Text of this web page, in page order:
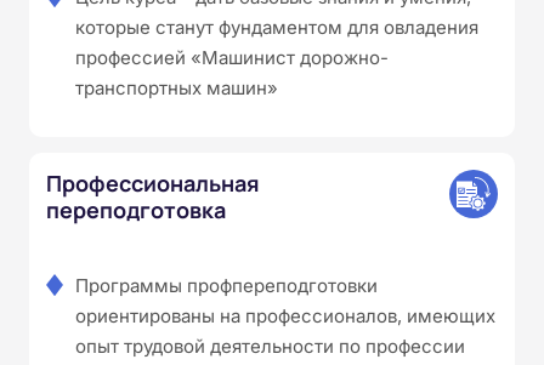
которые станут фундаментом для овладения
профессией «Машинист дорожно-
транспортных машин»
Профессиональная
переподготовка
Программы профпереподготовки
ориентированы на профессионалов, имеющих
опыт трудовой деятельности по профессии